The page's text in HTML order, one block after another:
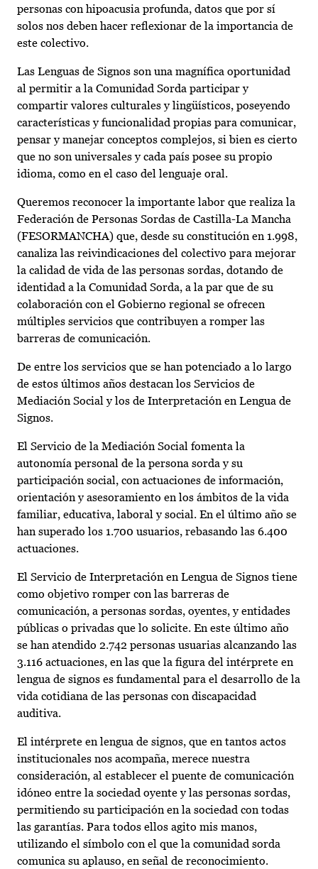
personas con hipoacusia profunda, datos que por sí
solos nos deben hacer reflexionar de la importancia de
este colectivo.
Las Lenguas de Signos son una magnífica oportunidad
al permitir a la Comunidad Sorda participar y
compartir valores culturales y lingüísticos, poseyendo
características y funcionalidad propias para comunicar,
pensar y manejar conceptos complejos, si bien es cierto
que no son universales y cada país posee su propio
idioma, como en el caso del lenguaje oral.
Queremos reconocer la importante labor que realiza la
Federación de Personas Sordas de Castilla-La Mancha
(FESORMANCHA) que, desde su constitución en 1.998,
canaliza las reivindicaciones del colectivo para mejorar
la calidad de vida de las personas sordas, dotando de
identidad a la Comunidad Sorda, a la par que de su
colaboración con el Gobierno regional se ofrecen
múltiples servicios que contribuyen a romper las
barreras de comunicación.
De entre los servicios que se han potenciado a lo largo
de estos últimos años destacan los Servicios de
Mediación Social y los de Interpretación en Lengua de
Signos.
El Servicio de la Mediación Social fomenta la
autonomía personal de la persona sorda y su
participación social, con actuaciones de información,
orientación y asesoramiento en los ámbitos de la vida
familiar, educativa, laboral y social. En el último año se
han superado los 1.700 usuarios, rebasando las 6.400
actuaciones.
El Servicio de Interpretación en Lengua de Signos tiene
como objetivo romper con las barreras de
comunicación, a personas sordas, oyentes, y entidades
públicas o privadas que lo solicite. En este último año
se han atendido 2.742 personas usuarias alcanzando las
3.116 actuaciones, en las que la figura del intérprete en
lengua de signos es fundamental para el desarrollo de la
vida cotidiana de las personas con discapacidad
auditiva.
El intérprete en lengua de signos, que en tantos actos
institucionales nos acompaña, merece nuestra
consideración, al establecer el puente de comunicación
idóneo entre la sociedad oyente y las personas sordas,
permitiendo su participación en la sociedad con todas
las garantías. Para todos ellos agito mis manos,
utilizando el símbolo con el que la comunidad sorda
comunica su aplauso, en señal de reconocimiento.